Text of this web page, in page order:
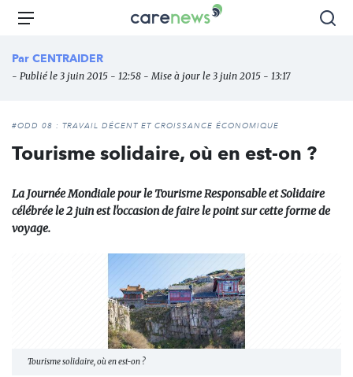
Aller
principal
Carenews,
des
l'engagement
Menu
Par CENTRAIDER
- Publié le 3 juin 2015 - 12:58 - Mise à jour le 3 juin 2015 - 13:17
#ODD 08 : TRAVAIL DÉCENT ET CROISSANCE ÉCONOMIQUE
Tourisme solidaire, où en est-on ?
La Journée Mondiale pour le Tourisme Responsable et Solidaire
célébrée le 2 juin est l'occasion de faire le point sur cette forme de
voyage.
Tourisme solidaire, où en est-on ?